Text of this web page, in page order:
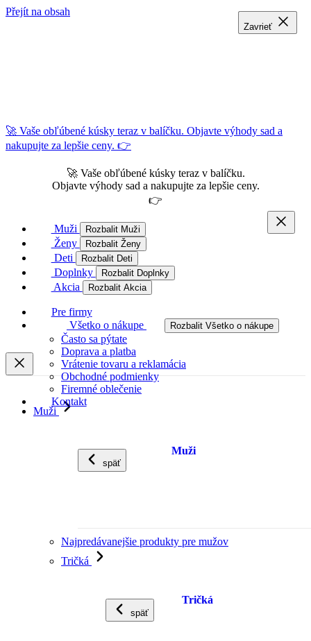
Přejít na obsah
🚀 Vaše obľúbené kúsky teraz v balíčku. Objavte výhody sad a
nakupujte za lepšie ceny. 👉
🚀 Vaše obľúbené kúsky teraz v balíčku.
Objavte výhody sad a nakupujte za lepšie ceny.
👉
Muži Rozbalit Muži
Ženy Rozbalit Ženy
Deti Rozbalit Deti
Doplnky Rozbalit Doplnky
Akcia Rozbalit Akcia
Pre firmy
Všetko o nákupe
Rozbalit Všetko o nákupe
Často sa pýtate
Doprava a platba
Vrátenie tovaru a reklamácia
Obchodné podmienky
Firemné oblečenie
Kontakt
Muži
späť
Muži
Najpredávanejšie produkty pre mužov
Tričká
späť
Tričká
Zavrieť
Zavrieť
Zavrieť